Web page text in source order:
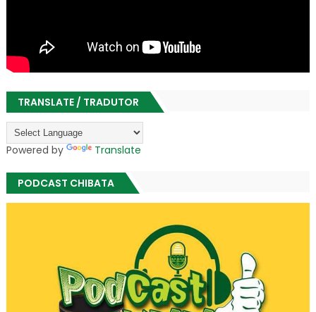
TRANSLATE / TRADUTOR
Powered by Translate
PODCAST CHIBATA